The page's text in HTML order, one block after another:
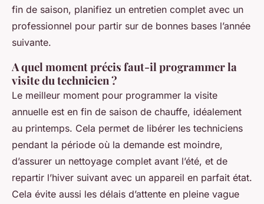
fin de saison, planifiez un entretien complet avec un
professionnel pour partir sur de bonnes bases l’année
suivante.
A quel moment précis faut-il programmer la
visite du technicien ?
Le meilleur moment pour programmer la visite
annuelle est en fin de saison de chauffe, idéalement
au printemps. Cela permet de libérer les techniciens
pendant la période où la demande est moindre,
d’assurer un nettoyage complet avant l’été, et de
repartir l’hiver suivant avec un appareil en parfait état.
Cela évite aussi les délais d’attente en pleine vague